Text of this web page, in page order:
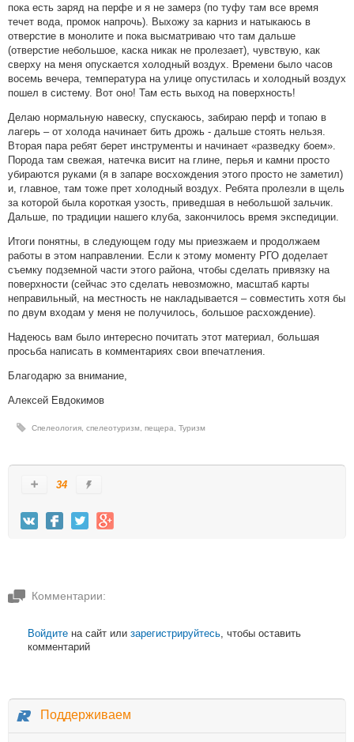
пока есть заряд на перфе и я не замерз (по туфу там все время
течет вода, промок напрочь). Выхожу за карниз и натыкаюсь в
отверстие в монолите и пока высматриваю что там дальше
(отверстие небольшое, каска никак не пролезает), чувствую, как
сверху на меня опускается холодный воздух. Времени было часов
восемь вечера, температура на улице опустилась и холодный воздух
пошел в систему. Вот оно! Там есть выход на поверхность!
Делаю нормальную навеску, спускаюсь, забираю перф и топаю в
лагерь – от холода начинает бить дрожь - дальше стоять нельзя.
Вторая пара ребят берет инструменты и начинает «разведку боем».
Порода там свежая, натечка висит на глине, перья и камни просто
убираются руками (я в запаре восхождения этого просто не заметил)
и, главное, там тоже прет холодный воздух. Ребята пролезли в щель
за которой была короткая узость, приведшая в небольшой зальчик.
Дальше, по традиции нашего клуба, закончилось время экспедиции.
Итоги понятны, в следующем году мы приезжаем и продолжаем
работы в этом направлении. Если к этому моменту РГО доделает
съемку подземной части этого района, чтобы сделать привязку на
поверхности (сейчас это сделать невозможно, масштаб карты
неправильный, на местность не накладывается – совместить хотя бы
по двум входам у меня не получилось, большое расхождение).
Надеюсь вам было интересно почитать этот материал, большая
просьба написать в комментариях свои впечатления.
Благодарю за внимание,
Алексей Евдокимов
Спелеология спелеотуризм пещера Туризм
34
Комментарии:
Войдите на сайт или зарегистрируйтесь , чтобы оставить
комментарий
Поддерживаем